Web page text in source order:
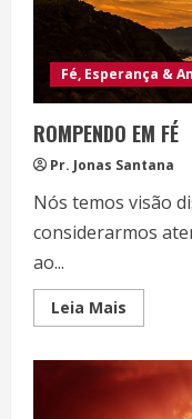
Fé, Esperança &
ROMPENDO EM FÉ
Pr. Jonas Santana
Nós temos visão
considerarmos
ao...
Leia Mais
more
EM
FÉ